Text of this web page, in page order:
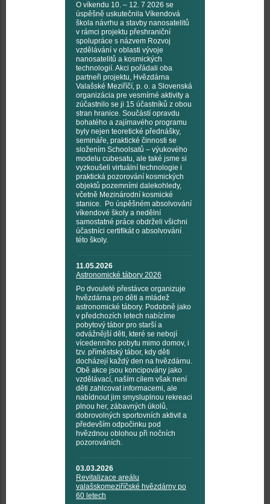
O víkendu 10. – 12. 7 2026 se
úspěšně uskutečnila Víkendová
škola návrhu a stavby nanosatelitů
v rámci projektu přeshraniční
spolupráce s názvem Rozvoj
vzdělávání v oblasti vývoje
nanosatelitů a kosmických
technologií. Akci pořádali oba
partneři projektu, Hvězdárna
Valašské Meziříčí, p. o. a Slovenská
organizácia pre vesmírné aktivity a
zúčastnilo se ji 15 účastníků z obou
stran hranice. Součástí opravdu
bohatého a zajímavého programu
byly nejen teoretické přednášky,
semináře, praktické činnosti se
složením Schoolsatů – výukového
modelu cubesatu, ale také jsme si
vyzkoušeli virtuální technologie i
praktická pozorování kosmických
objektů pozemními dalekohledy,
včetně Mezinárodní kosmické
stanice. Po úspěšném absolvování
víkendové školy a nedělní
samostatné práce obdrželi všichni
účastníci certifikát o absolvování
této školy.
11.05.2026
Astronomické tábory 2026
Po dvouleté přestávce organizuje
hvězdárna pro děti a mládež
astronomické tábory. Podobně jako
v předchozích letech nabízíme
pobytový tábor pro starší a
odvážnější děti, které se nebojí
vícedenního pobytu mimo domov, i
tzv. příměstský tábor, kdy děti
docházejí každý den na hvězdárnu.
Obě akce jsou koncipovány jako
vzdělávací, naším cílem však není
děti zahlcovat informacemi, ale
nabídnout jim smysluplnou rekreaci
plnou her, zábavných úkolů,
dobrovolných sportovních aktivit a
především odpočinku pod
hvězdnou oblohou při nočních
pozorováních.
03.03.2026
Revitalizace areálu
valašskomeziříčské hvězdárny po
60 letech